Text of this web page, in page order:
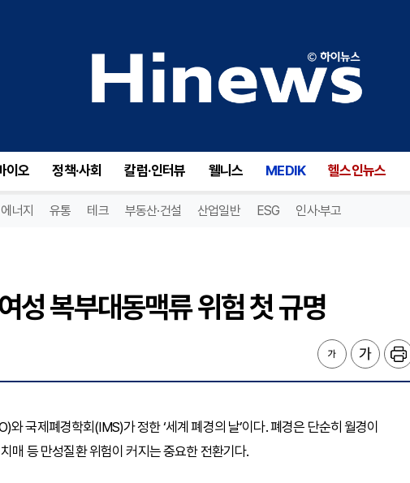
이오 정책·사회 칼럼·인터뷰 웰니스 MEDIK 헬스인뉴스
에너지 유통 테크 부동산·건설 산업일반 ESG 인사·부고
성 복부대동맥류 위험 첫 규명
국제폐경학회(IMS)가 정한 ‘세계 폐경의 날’이다. 폐경은 단순히 월경이
매 등 만성질환 위험이 커지는 중요한 전환기다.